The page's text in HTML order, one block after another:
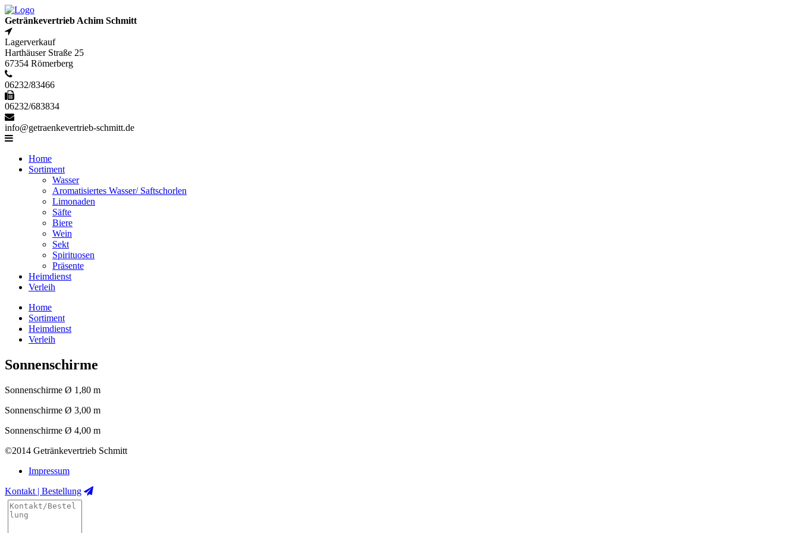
Getränkevertrieb Achim Schmitt
Lagerverkauf
Harthäuser Straße 25
67354 Römerberg
06232/83466
06232/683834
info@getraenkevertrieb-schmitt.de
Home
Sortiment
Wasser
Aromatisiertes Wasser/ Saftschorlen
Limonaden
Säfte
Biere
Wein
Sekt
Spirituosen
Präsente
Heimdienst
Verleih
Home
Sortiment
Heimdienst
Verleih
Sonnenschirme
Sonnenschirme Ø 1,80 m
Sonnenschirme Ø 3,00 m
Sonnenschirme Ø 4,00 m
©2014 Getränkevertrieb Schmitt
Impressum
Kontakt | Bestellung